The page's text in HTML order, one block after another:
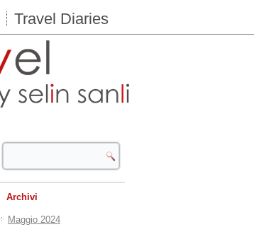
Travel Diaries
Archivi
Maggio 2024